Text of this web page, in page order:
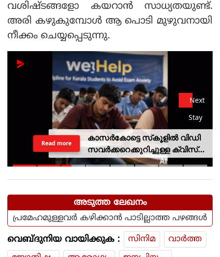
വശിഷ്ടങ്ങളോ കയറാന്‍ സാധ്യതയുണ്ട്.
അരി കഴുകുമ്പോള്‍ ആ പൊടി മുഴുവനായി
നീക്കം ചെയ്യപ്പെടുന്നു.
Next
Stay
കാസര്‍കോട്ടെ സ്‌കൂളില്‍ വിഡി
സവര്‍ക്കറെക്കുറിച്ചുള്ള ക്വിസ്
മത്സരം; അന്വേഷണത്തിന്
Read more
അടുത്ത ലേഖനം
പ്രമേഹമുള്ളവർ കഴിക്കാൻ പാടില്ലാത്ത പഴങ്ങൾ
വെബ്ദുനിയ വായിക്കുക : സിനിമ
വാര്‍ത്ത